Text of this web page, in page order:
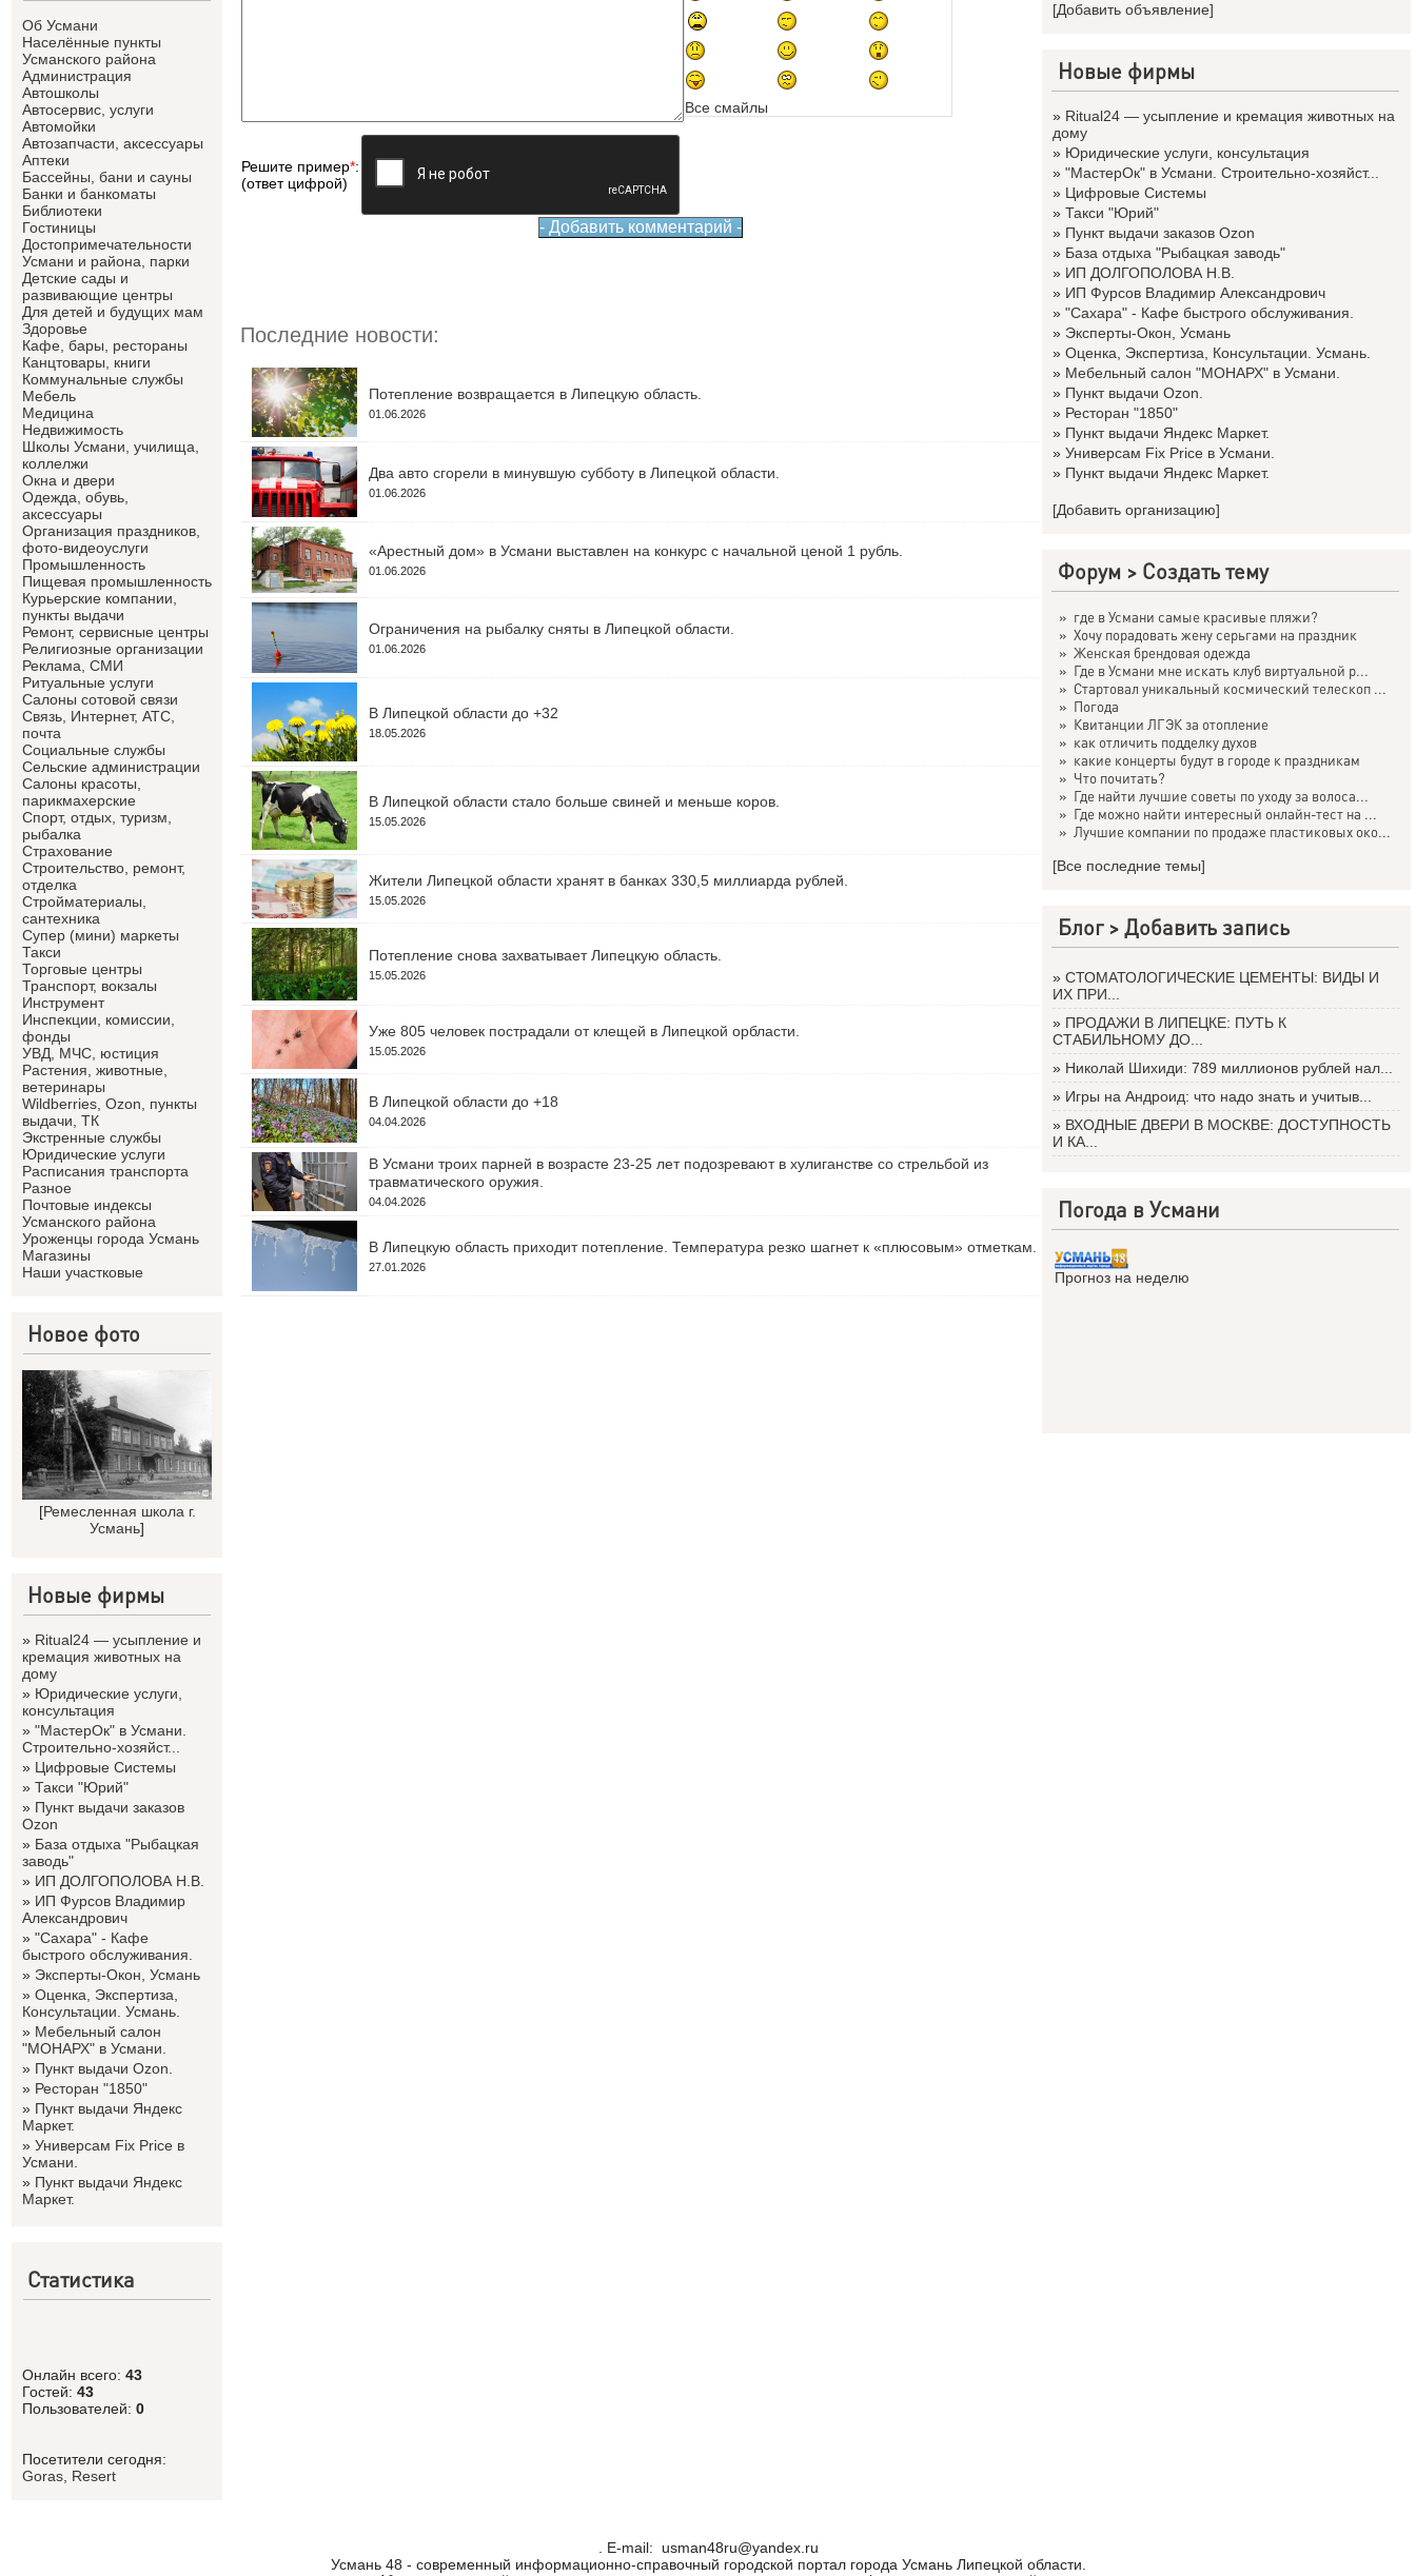
Об Усмани
Населённые пункты
Усманского района
Администрация
Автошколы
Автосервис, услуги
Автомойки
Автозапчасти, аксессуары
Аптеки
Бассейны, бани и сауны
Банки и банкоматы
Библиотеки
Гостиницы
Достопримечательности
Усмани и района, парки
Детские сады и
развивающие центры
Для детей и будущих мам
Здоровье
Кафе, бары, рестораны
Канцтовары, книги
Коммунальные службы
Мебель
Медицина
Недвижимость
Школы Усмани, училища,
коллелжи
Окна и двери
Одежда, обувь,
аксессуары
Организация праздников,
фото-видеоуслуги
Промышленность
Пищевая промышленность
Курьерские компании,
пункты выдачи
Ремонт, сервисные центры
Религиозные организации
Реклама, СМИ
Ритуальные услуги
Салоны сотовой связи
Связь, Интернет, АТС,
почта
Социальные службы
Сельские администрации
Салоны красоты,
парикмахерские
Спорт, отдых, туризм,
рыбалка
Страхование
Строительство, ремонт,
отделка
Cтройматериалы,
сантехника
Супер (мини) маркеты
Такси
Торговые центры
Транспорт, вокзалы
Инструмент
Инспекции, комиссии,
фонды
УВД, МЧС, юстиция
Растения, животные,
ветеринары
Wildberries, Ozon, пункты
выдачи, ТК
Экстренные службы
Юридические услуги
Расписания транспорта
Разное
Почтовые индексы
Усманского района
Уроженцы города Усмань
Магазины
Наши участковые
Новое фото
[Ремесленная школа г.
Усмань]
Новые фирмы
» Ritual24 — усыпление и
кремация животных на
дому
» Юридические услуги,
консультация
» "МастерОк" в Усмани.
Строительно-хозяйст...
» Цифровые Системы
» Такси "Юрий"
» Пункт выдачи заказов
Ozon
» База отдыха "Рыбацкая
заводь"
» ИП ДОЛГОПОЛОВА Н.В.
» ИП Фурсов Владимир
Александрович
» "Сахара" - Кафе
быстрого обслуживания.
» Эксперты-Окон, Усмань
» Оценка, Экспертиза,
Консультации. Усмань.
» Мебельный салон
"МОНАРХ" в Усмани.
» Пункт выдачи Ozon.
» Ресторан "1850"
» Пункт выдачи Яндекс
Маркет.
» Универсам Fix Price в
Усмани.
» Пункт выдачи Яндекс
Маркет.
Статистика
Онлайн всего: 43
Гостей: 43
Пользователей: 0
Посетители сегодня:
Goras Resert
Все смайлы
Решите пример*:
(ответ цифрой)
Последние новости:
Потепление возвращается в Липецкую область.
01.06.2026
Два авто сгорели в минувшую субботу в Липецкой области.
01.06.2026
«Арестный дом» в Усмани выставлен на конкурс с начальной ценой 1 рубль.
01.06.2026
Ограничения на рыбалку сняты в Липецкой области.
01.06.2026
В Липецкой области до +32
18.05.2026
В Липецкой области стало больше свиней и меньше коров.
15.05.2026
Жители Липецкой области хранят в банках 330,5 миллиарда рублей.
15.05.2026
Потепление снова захватывает Липецкую область.
15.05.2026
Уже 805 человек пострадали от клещей в Липецкой орбласти.
15.05.2026
В Липецкой области до +18
04.04.2026
В Усмани троих парней в возрасте 23-25 лет подозревают в хулиганстве со стрельбой из
травматического оружия.
04.04.2026
В Липецкую область приходит потепление. Температура резко шагнет к «плюсовым» отметкам.
27.01.2026
[Добавить объявление]
Новые фирмы
» Ritual24 — усыпление и кремация животных на
дому
» Юридические услуги, консультация
» "МастерОк" в Усмани. Строительно-хозяйст...
» Цифровые Системы
» Такси "Юрий"
» Пункт выдачи заказов Ozon
» База отдыха "Рыбацкая заводь"
» ИП ДОЛГОПОЛОВА Н.В.
» ИП Фурсов Владимир Александрович
» "Сахара" - Кафе быстрого обслуживания.
» Эксперты-Окон, Усмань
» Оценка, Экспертиза, Консультации. Усмань.
» Мебельный салон "МОНАРХ" в Усмани.
» Пункт выдачи Ozon.
» Ресторан "1850"
» Пункт выдачи Яндекс Маркет.
» Универсам Fix Price в Усмани.
» Пункт выдачи Яндекс Маркет.
[Добавить организацию]
Форум > Создать тему
» где в Усмани самые красивые пляжи?
» Хочу порадовать жену серьгами на праздник
» Женская брендовая одежда
» Где в Усмани мне искать клуб виртуальной р...
» Стартовал уникальный космический телескоп ...
» Погода
» Квитанции ЛГЭК за отопление
» как отличить подделку духов
» какие концерты будут в городе к праздникам
» Что почитать?
» Где найти лучшие советы по уходу за волоса...
» Где можно найти интересный онлайн-тест на ...
» Лучшие компании по продаже пластиковых око...
[Все последние темы]
Блог >Добавить запись
» СТОМАТОЛОГИЧЕСКИЕ ЦЕМЕНТЫ: ВИДЫ И
ИХ ПРИ...
» ПРОДАЖИ В ЛИПЕЦКЕ: ПУТЬ К
СТАБИЛЬНОМУ ДО...
» Николай Шихиди: 789 миллионов рублей нал...
» Игры на Андроид: что надо знать и учитыв...
» ВХОДНЫЕ ДВЕРИ В МОСКВЕ: ДОСТУПНОСТЬ
И КА...
Погода в Усмани
Прогноз на неделю
. Е-mail: usman48ru@yandex.ru
Усмань 48 - современный информационно-справочный городской портал города Усмань Липецкой области.